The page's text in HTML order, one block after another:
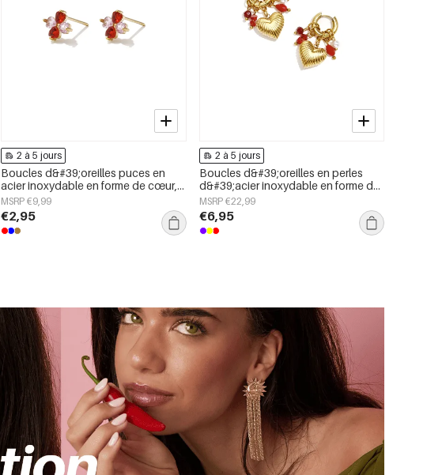
2 à 5 jours
Boucles d&#39;oreilles puces en
acier inoxydable en forme de cœur,
collection Daily Simple, bijoux pour
femmes
MSRP €9,99
€2,95
2 à 5 jours
Boucles d&#39;oreilles en perles
d&#39;acier inoxydable en forme de
cœur, collection Daily Simple, bijoux
pour femmes
MSRP €22,99
€6,95